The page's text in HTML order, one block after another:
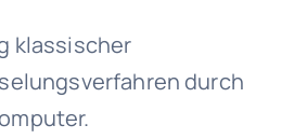
klassischer
durch